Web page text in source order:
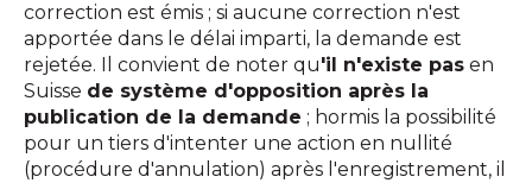
correction est émis ; si aucune correction n'est
apportée dans le délai imparti, la demande est
rejetée. Il convient de noter qu'il n'existe pas en
Suisse de système d'opposition après la
publication de la demande ; hormis la possibilité
pour un tiers d'intenter une action en nullité
(procédure d'annulation) après l'enregistrement, il